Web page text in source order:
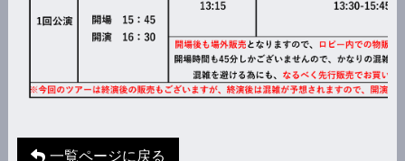
一覧ページに戻る